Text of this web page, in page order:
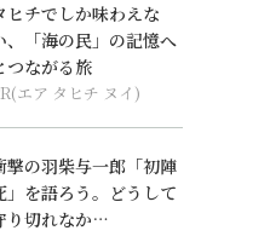
ヒチでしか味わえな
、「海の民」の記憶へ
つながる旅
エア タヒチ ヌイ)
撃の羽柴与一郎「初陣
」を語ろう。どうして
り切れなか…